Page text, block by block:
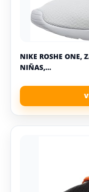
NIKE ROSHE ONE,
NIÑAS,...